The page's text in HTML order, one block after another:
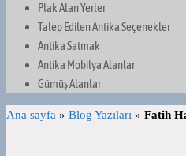
Plak Alan Yerler
Talep Edilen Antika Seçenekler
Antika Satmak
Antika Mobilya Alanlar
Gümüş Alanlar
Ana sayfa » Blog Yazıları » Fatih